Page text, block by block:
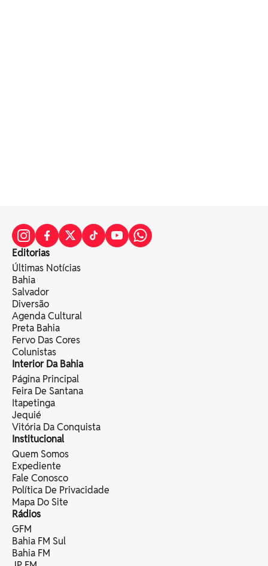
Editorias
Últimas Notícias
Bahia
Salvador
Diversão
Agenda Cultural
Preta Bahia
Fervo Das Cores
Colunistas
Interior Da Bahia
Página Principal
Feira De Santana
Itapetinga
Jequié
Vitória Da Conquista
Institucional
Quem Somos
Expediente
Fale Conosco
Política De Privacidade
Mapa Do Site
Rádios
GFM
Bahia FM Sul
Bahia FM